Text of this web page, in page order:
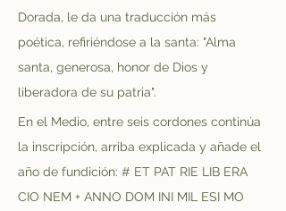
Dorada, le da una traducción más
poética, refiriéndose a la santa: "Alma
santa, generosa, honor de Dios y
liberadora de su patria".
En el Medio, entre seis cordones continúa
la inscripción, arriba explicada y añade el
año de fundición: # ET PAT RIE LIB ERA
CIO NEM + ANNO DOM INI MIL ESI MO